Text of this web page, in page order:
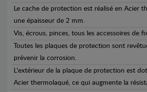
Le cache de protection est réalisé en Acier
une épaisseur de 2 mm.
Vis, écrous, pinces, tous les accessoires de
Toutes les plaques de protection sont
prévenir la corrosion.
L'extérieur de la plaque de protection est
Acier thermolaqué, ce qui augmente la